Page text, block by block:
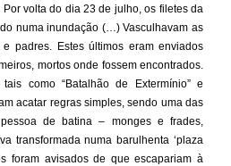
Por volta do dia 23 de julho, os filetes da
numa inundação (…) Vasculhavam as
padres. Estes últimos eram enviados
mortos onde fossem encontrados.
como “Batalhão de Extermínio” e
acatar regras simples, sendo uma das
de batina – monges e frades,
transformada numa barulhenta ‘plaza
foram avisados de que escapariam à